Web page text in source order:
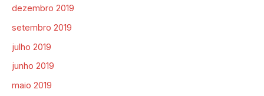
dezembro 2019
setembro 2019
julho 2019
junho 2019
maio 2019